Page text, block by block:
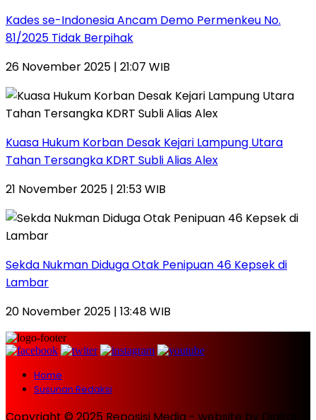
Kades se-Indonesia Ancam Demo Permenkeu No.
81/2025 Tidak Berpihak
26 November 2025 | 21:07 WIB
Kuasa Hukum Korban Desak Kejari Lampung Utara
Tahan Tersangka KDRT Subli Alias Alex
21 November 2025 | 21:53 WIB
Sekda Nukman Diduga Otak Penipuan 46 Kepsek di
Lambar
20 November 2025 | 13:48 WIB
Home
Susunan Redaksi
Copyright © 2025 Reposisi Media - website by Digital